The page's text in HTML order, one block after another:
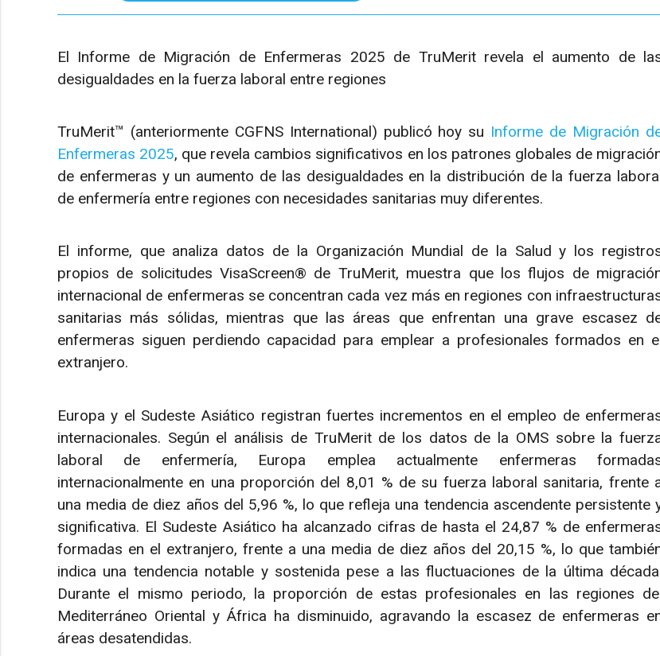
El Informe de Migración de Enfermeras 2025 de TruMerit revela el aumento de
desigualdades en la fuerza laboral entre regiones
TruMerit™ (anteriormente CGFNS International) publicó hoy su Informe de Migración
Enfermeras 2025, que revela cambios significativos en los patrones globales de
de enfermeras y un aumento de las desigualdades en la distribución de la fuerza
de enfermería entre regiones con necesidades sanitarias muy diferentes.
El informe, que analiza datos de la Organización Mundial de la Salud y los
propios de solicitudes VisaScreen® de TruMerit, muestra que los flujos de
internacional de enfermeras se concentran cada vez más en regiones con
sanitarias más sólidas, mientras que las áreas que enfrentan una grave escasez
enfermeras siguen perdiendo capacidad para emplear a profesionales formados en
extranjero.
Europa y el Sudeste Asiático registran fuertes incrementos en el empleo de
internacionales. Según el análisis de TruMerit de los datos de la OMS sobre la
laboral de enfermería, Europa emplea actualmente enfermeras
internacionalmente en una proporción del 8,01 % de su fuerza laboral sanitaria, frente
una media de diez años del 5,96 %, lo que refleja una tendencia ascendente persistente
significativa. El Sudeste Asiático ha alcanzado cifras de hasta el 24,87 % de
formadas en el extranjero, frente a una media de diez años del 20,15 %, lo que
indica una tendencia notable y sostenida pese a las fluctuaciones de la última
Durante el mismo periodo, la proporción de estas profesionales en las regiones
Mediterráneo Oriental y África ha disminuido, agravando la escasez de enfermeras
áreas desatendidas.